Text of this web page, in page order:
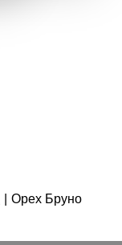
Орех Бруно